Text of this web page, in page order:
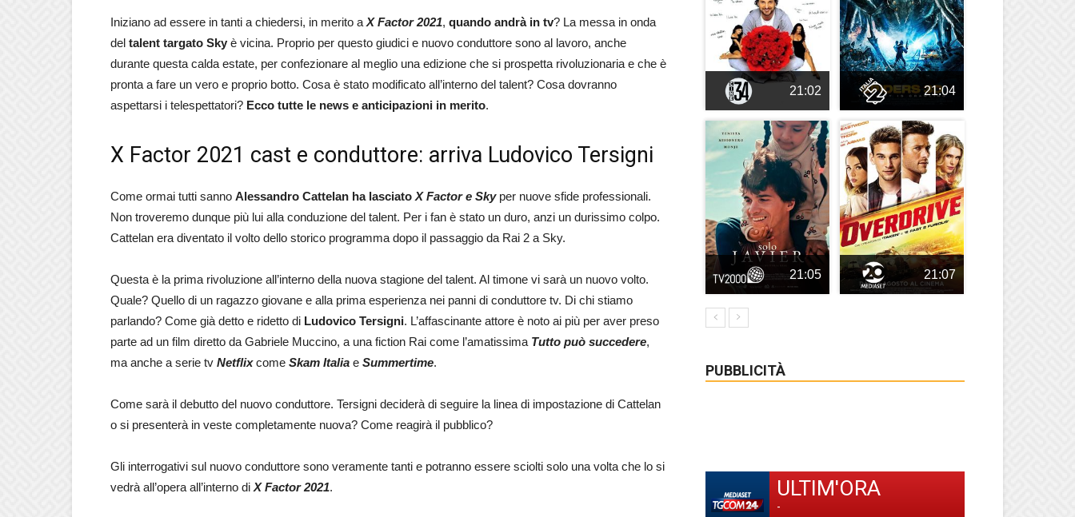
Iniziano ad essere in tanti a chiedersi, in merito a X Factor 2021, quando andrà in tv? La messa in onda
del talent targato Sky è vicina. Proprio per questo giudici e nuovo conduttore sono al lavoro, anche
durante questa calda estate, per confezionare al meglio una edizione che si prospetta rivoluzionaria e che è
pronta a fare un vero e proprio botto. Cosa è stato modificato all’interno del talent? Cosa dovranno
aspettarsi i telespettatori? Ecco tutte le news e anticipazioni in merito.
X Factor 2021 cast e conduttore: arriva Ludovico Tersigni
Come ormai tutti sanno Alessandro Cattelan ha lasciato X Factor e Skyper nuove sfide professionali.
Non troveremo dunque più lui alla conduzione del talent. Per i fan è stato un duro, anzi un durissimo colpo.
Cattelan era diventato il volto dello storico programma dopo il passaggio da Rai 2 a Sky.
Questa è la prima rivoluzione all’interno della nuova stagione del talent. Al timone vi sarà un nuovo volto.
Quale? Quello di un ragazzo giovane e alla prima esperienza nei panni di conduttore tv. Di chi stiamo
parlando? Come già detto e ridetto di Ludovico Tersigni. L’affascinante attore è noto ai più per aver preso
parte ad un film diretto da Gabriele Muccino, a una fiction Rai come l’amatissima Tutto può succedere,
ma anche a serie tv Netflix come Skam Italia e Summertime.
Come sarà il debutto del nuovo conduttore. Tersigni deciderà di seguire la linea di impostazione di Cattelan
o si presenterà in veste completamente nuova? Come reagirà il pubblico?
Gli interrogativi sul nuovo conduttore sono veramente tanti e potranno essere sciolti solo una volta che lo si
vedrà all’opera all’interno di X Factor 2021.
21:02 21:04
21:05 21:07
PUBBLICITÀ
ULTIM'ORA
-